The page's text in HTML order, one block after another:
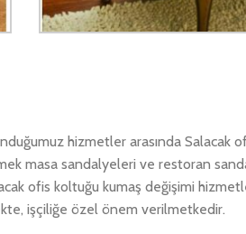
hizmetler arasında Salacak
masa sandalyeleri ve restoran
ofis koltuğu kumaş değişimi
işçiliğe özel önem verilmetkedir.